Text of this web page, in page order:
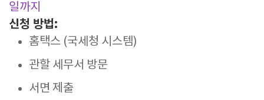
일까지
신청 방법:
홈택스 (국세청 시스템)
관할 세무서 방문
서면 제출